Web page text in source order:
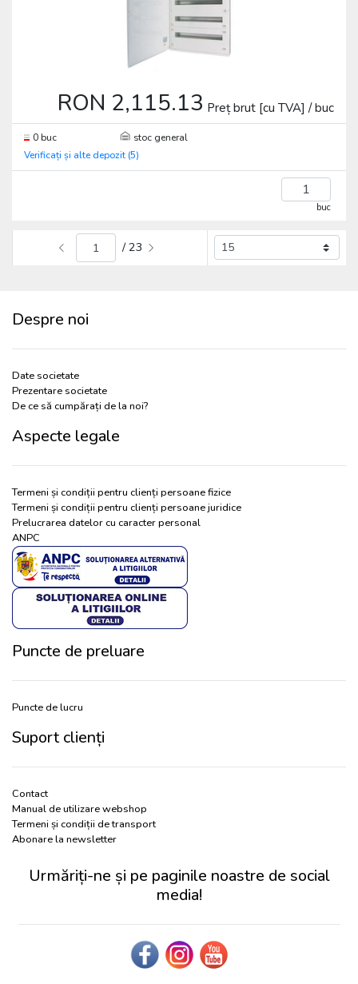
RON 2,115.13 Preț brut [cu TVA] / buc
0 buc
stoc general
Verificați și alte depozit (5)
buc
/ 23
Despre noi
Date societate
Prezentare societate
De ce să cumpărați de la noi?
Aspecte legale
Termeni și condiții pentru clienți persoane fizice
Termeni și condiții pentru clienți persoane juridice
Prelucrarea datelor cu caracter personal
ANPC
Puncte de preluare
Puncte de lucru
Suport clienți
Contact
Manual de utilizare webshop
Termeni și condiții de transport
Abonare la newsletter
Urmăriți-ne și pe paginile noastre de social
media!